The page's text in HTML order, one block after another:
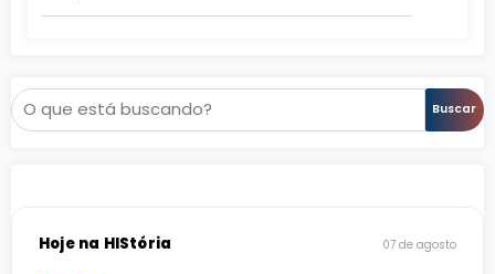
Pesquisar Buscar
Hoje na HIStória 07 de agosto